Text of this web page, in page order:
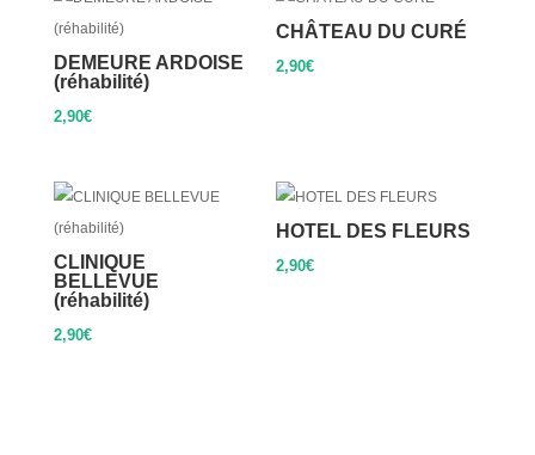
DEMEURE ARDOISE
(réhabilité)
2,90€
CHÂTEAU DU CURÉ
2,90€
CLINIQUE
BELLEVUE
(réhabilité)
2,90€
HOTEL DES FLEURS
2,90€